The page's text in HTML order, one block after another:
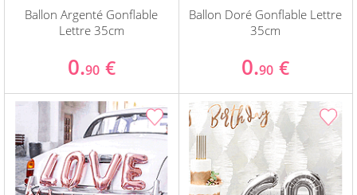
Ballon Argenté Gonflable
Lettre 35cm
0.90 €
Ballon Doré Gonflable Lettre
35cm
0.90 €